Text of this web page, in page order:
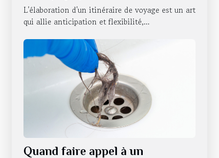
expérience
L'élaboration d'un itinéraire de voyage est un art
qui allie anticipation et flexibilité,...
Quand faire appel à un